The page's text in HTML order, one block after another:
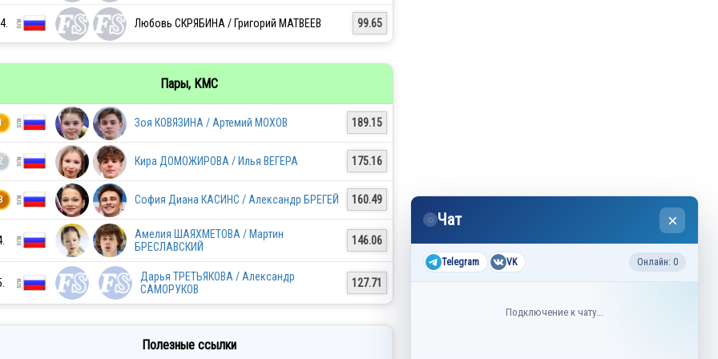
RUS
RUS
RUS
Любовь СКРЯБИНА / Григорий МАТВЕЕВ 99.65
Пары, КМС
Зоя КОВЯЗИНА / Артемий МОХОВ 189.15
Кира ДОМОЖИРОВА / Илья ВЕГЕРА 175.16
София Диана КАСИНС / Александр БРЕГЕЙ 160.49
Амелия ШАЯХМЕТОВА / Мартин
БРЕСЛАВСКИЙ
146.06
Дарья ТРЕТЬЯКОВА / Александр
САМОРУКОВ
127.71
Полезные ссылки
×
◌ Чат
Telegram VK Онлайн: 0
Подключение к чату...